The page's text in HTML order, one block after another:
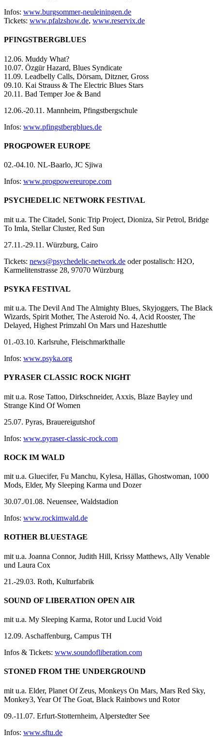
Infos: www.burgsommer-neuleiningen.de
Tickets: www.pfalzshow.de, www.reservix.de
PFINGSTBERGBLUES
12.06. Muddy What?
10.07. Özgür Hazard, Blues Syndicate
11.09. Leadbelly Calls, Dörsam, Ditzner, Gross
09.10. Kai Strauss & The Electric Blues Stars
20.11. Bad Temper Joe & Band
12.06.-20.11. Mannheim, Pfingstbergschule
Infos: www.pfingstbergblues.de
PROGPOWER EUROPE
02.-04.10. NL-Baarlo, JC Sjiwa
Infos: www.progpowereurope.com
PSYCHEDELIC NETWORK FESTIVAL
mit u.a. The Citadel, Sonic Trip Project, Dioniza, Sir Petrol, Bridge
To Imla, Stellar Cluster, Red Sun
27.11.-29.11. Würzburg, Cairo
Tickets: news@psychedelic-network.de oder postalisch: H2O,
Karmelitenstrasse 28, 97070 Würzburg
PSYKA FESTIVAL
mit u.a. The Devil And The Almighty Blues, Skyjoggers, The Black
Wizards, Spirit Mother, The Asteroid No. 4, Acid Rooster, The
Delayed, Highest Primzahl On Mars und Hazeshuttle
01.-03.10. Karlsruhe, Fleischmarkthalle
Infos: www.psyka.org
PYRASER CLASSIC ROCK NIGHT
mit u.a. Rose Tattoo, Dirkschneider, Axxis, Blaze Bayley und
Strange Kind Of Women
25.07. Pyras, Brauereigutshof
Infos: www.pyraser-classic-rock.com
ROCK IM WALD
mit u.a. Gluecifer, Fu Manchu, Kylesa, Hällas, Ghostwoman, 1000
Mods, Elder, My Sleeping Karma und Dozer
30.07./01.08. Neuensee, Waldstadion
Infos: www.rockimwald.de
ROTHER BLUESTAGE
mit u.a. Joanna Connor, Judith Hill, Krissy Matthews, Ally Venable
und Laura Cox
21.-29.03. Roth, Kulturfabrik
SOUND OF LIBERATION OPEN AIR
mit u.a. My Sleeping Karma, Rotor und Lucid Void
12.09. Aschaffenburg, Campus TH
Infos & Tickets: www.soundofliberation.com
STONED FROM THE UNDERGROUND
mit u.a. Elder, Planet Of Zeus, Monkeys On Mars, Mars Red Sky,
Monkey3, Year Of The Goat, Black Rainbows und Rotor
09.-11.07. Erfurt-Stotternheim, Alperstedter See
Infos: www.sftu.de